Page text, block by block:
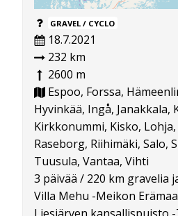
GRAVEL / CYCLO
18.7.2021
232 km
2600 m
Espoo, Forssa,
Hyvinkää, Ingå, Janakkala,
Kirkkonummi, Kisko,
Raseborg, Riihimäki, Salo,
Tuusula, Vantaa, Vihti
3 päivää / 220 km gravelia
Villa Mehu -Meikon